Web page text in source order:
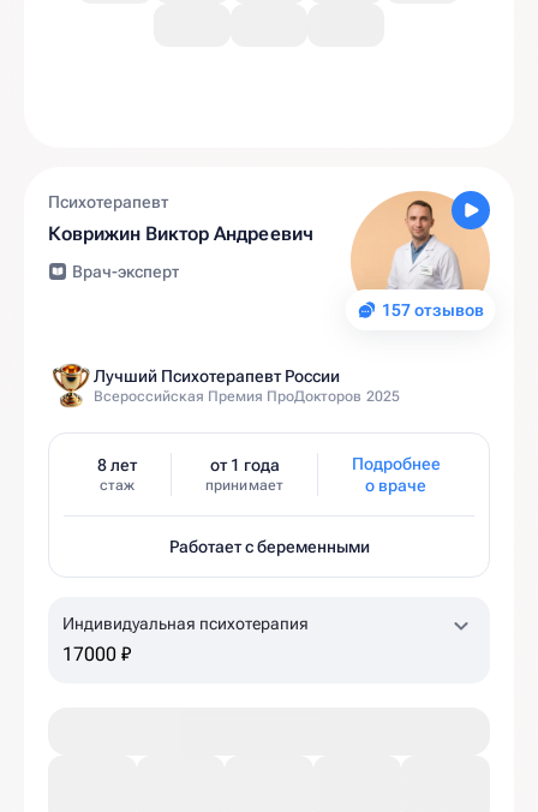
157 отзывов
Психотерапевт
Коврижин Виктор Андреевич
Врач-эксперт
Лучший Психотерапевт России
Всероссийская Премия ПроДокторов 2025
8 лет
стаж
от 1 года
принимает
Подробнее
о враче
Работает с беременными
Индивидуальная психотерапия
17000 ₽